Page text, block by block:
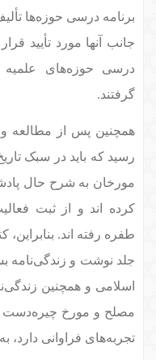
برنامه درسی حوزه‌ها
جانب آنها مورد تأیید
درسی حوزه‌های علمیه
گرفتند.
همچنین پس از مطالعه و
رسید که باید در سبک
مورخان به شرح حال
کرده اند و از ثبت
طفره رفته اند.
جلد نوشت و زندگی‌نامه
اسلامی و همچنین
مصلح و مورخ چیره‌دست
تجربه‌های فراوانی دارد،